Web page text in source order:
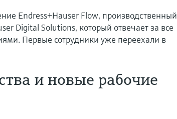
Endress+Hauser Flow, производственный
Digital Solutions, который отвечает за все
Первые сотрудники уже переехали в
и новые рабочие